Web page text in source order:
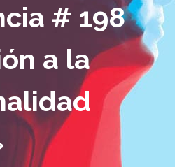
# 198
a la